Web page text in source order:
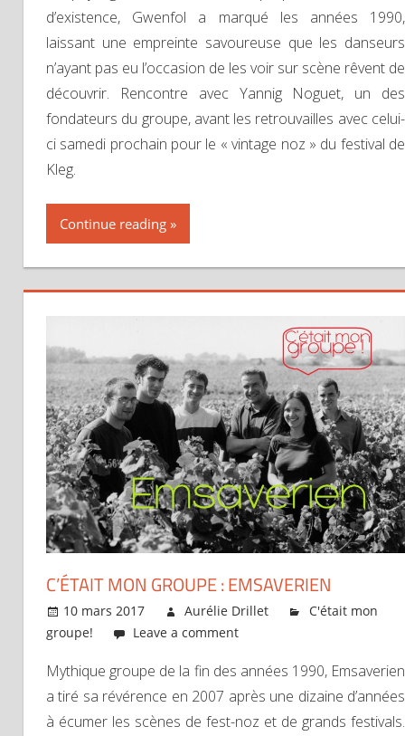
d’existence, Gwenfol a marqué les années 1990,
laissant une empreinte savoureuse que les danseurs
n’ayant pas eu l’occasion de les voir sur scène rêvent de
découvrir. Rencontre avec Yannig Noguet, un des
fondateurs du groupe, avant les retrouvailles avec celui-
ci samedi prochain pour le « vintage noz » du festival de
Kleg.
Continue reading
C’ÉTAIT MON GROUPE : EMSAVERIEN
10 mars 2017 Aurélie Drillet
C'était mon
groupe!
Leave a comment
Mythique groupe de la fin des années 1990, Emsaverien
a tiré sa révérence en 2007 après une dizaine d’années
à écumer les scènes de fest-noz et de grands festivals.